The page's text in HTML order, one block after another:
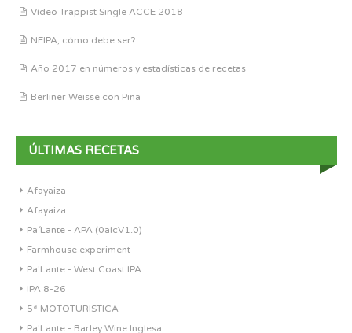
Vídeo Trappist Single ACCE 2018
NEIPA, cómo debe ser?
Año 2017 en números y estadísticas de recetas
Berliner Weisse con Piña
ÚLTIMAS RECETAS
Afayaiza
Afayaiza
Pa´Lante - APA (0alcV1.0)
Farmhouse experiment
Pa'Lante - West Coast IPA
IPA 8-26
5ª MOTOTURISTICA
Pa'Lante - Barley Wine Inglesa